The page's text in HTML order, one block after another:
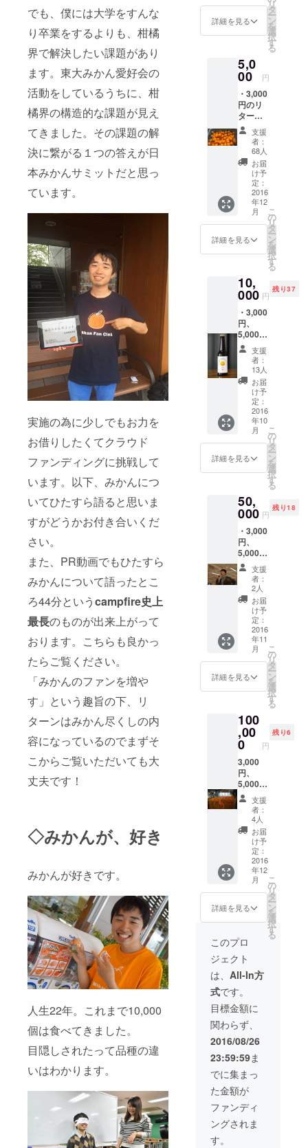
でも、僕には大学をすんな
り卒業をするよりも、柑橘
界で解決したい課題があり
ます。東大みかん愛好会の
活動をしているうちに、柑
橘界の構造的な課題が見え
てきました。その課題の解
決に繋がる１つの答えが日
本みかんサミットだと思っ
ています。
実施の為に少しでもお力を
お借りしたくてクラウド
ファンディングに挑戦して
います。以下、みかんにつ
いてひたすら語ると思いま
すがどうかお付き合いくだ
さい。
また、PR動画でもひたすら
みかんについて語ったとこ
ろ44分というcampfire史上
最長のものが出来上がって
おります。こちらも良かっ
たらご覧ください。
「みかんのファンを増や
す」という趣旨の下、リ
ターンはみかん尽くしの内
容になっているのでまずそ
こからご覧いただいても大
丈夫です！
◇みかんが、好き
みかんが好きです。
人生22年。これまで10,000
個は食べてきました。
目隠しされたって品種の違
いはわかります。
会の実
施場所
は東京
した数
カ所を
企画中
です。
ご来場
頂けな
い方に
は後日
動画で
の配信
も致し
す。）
・みか
ん情報
をお届
けする
okグ
ループ
待 ※ヒ
ミツの
Facebo
okグ
ループ
では、
○ここだ
けで公
開す
る、日
本みか
んサ
ミット
の
○柑橘に
関わる
ト情報
○柑橘を
使った
加工
品・ス
イーツ
に関す
る情報
○美味し
いみか
ん農家
さんマ
報 など
などを
きま
す。
2016年
末まで
はご支
援いた
だいた
方と サ
ミット
に参加
された
方限定
のコ
ミュニ
ティと
営して
いく予
す。
詳細を見る
リ
タ
ー
ン
を
選
択
す
る
5,0
00 円
・3,000
円のリ
ターン
内容全
て ・農
家さん
直送の
温州み
かん5kg
※おいし
いで
す。 ※
今回の
サミッ
トに参
んをは
じめと
した 選
りすぐ
りの農
家さん
から、
収穫し
たての
みかん
を直送
しま
す。
支援
者：
68人
お届
け予
定：
2016
年12
月
詳細を見る
こ
の
リ
タ
ー
ン
を
選
択
す
る
10,
000 円
残り37
・3,000
円、
5,000円
のリ
ターン
内容全
て ・童
謡「み
かんの
花咲く
丘」の
舞台に
もなっ
た100年
以上の
豆のみ
かん
園、宇
佐美農
園での
みかん
狩りご
招待券
（食べ
放題＋
お土産
みかん
1.5kg）
※みかん
狩りご
招待券
送付と
なりま
す。 ・
宇佐美
農園の
みかん
で作っ
た新開
発のみ
かん
ビール
「みか
んde
エー
ル」一
本プレ
ゼント
・みか
会場で
た講演
やワー
ショッ
プ発表
などを
記録し
た動画
権 ※宇
佐美農
園まで
の交通
費は実
費とな
りま
支援
者：
13人
お届
け予
定：
2016
年10
月
詳細を見る
こ
の
リ
タ
ー
ン
を
選
択
す
る
50,
000 円
残り18
・3,000
円、
5,000
円、
10,000
円の全
てのリ
ターン
内容 ・
みかん
の魅力
を満喫
する
ワーク
ショッ
理/ス
イーツ
教室 開
催権 ・
みかん
サミッ
トの様
子やこ
れから
の活動
につい
て清原
が直接
ご報
告。 ※
清原が
直接伺
い、
「みか
種の違
いや歴
史、思
わぬ活
用法な
どのみ
かん知
識が楽
しく学
べる出
前授
業」ま
たは
「みか
んを
使った
料理/ス
イーツ
支援
者：
2人
お届
け予
定：
2016
年11
月
詳細を見る
こ
の
リ
タ
ー
ン
を
選
択
す
る
100
,00
0 円
残り6
3,000
円、
5,000
円、
10,000
円、
50,000
円の全
てのリ
ターン
内容に
加え
て、 ・
みかん
100kg
ん産地
のスペ
シャル
ツアー
の作成
※みかん
100kg
はみか
ん1,000
個分で
す。日
本人の
平均消
費個数
は約30
個なの
で30年
分相当
支援
者：
4人
お届
け予
定：
2016
年12
月
詳細を見る
こ
の
リ
タ
ー
ン
を
選
択
す
る
このプロ
ジェクト
は、 All-In方
式です。
目標金額に
関わらず、
2016/08/26
23:59:59ま
でに集まっ
た金額が
ファンディ
ングされま
す。